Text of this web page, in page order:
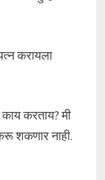
करायला
करताय? मी
शकणार नाही.